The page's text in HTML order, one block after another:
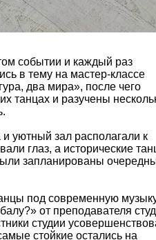
событии и каждый раз
в тему на мастер-классе
два мира», после чего
танцах и разучены
уютный зал располагали к
глаз, а исторические
запланированы
под современную
от преподавателя
студии
стойкие остались на